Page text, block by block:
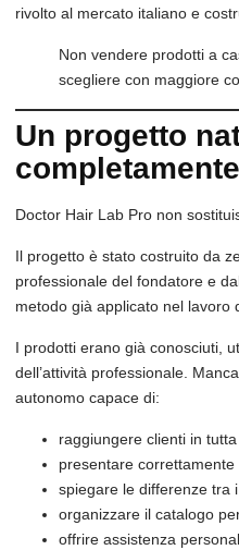
rivolto al mercato italiano e
Non vendere prodotti a
scegliere con maggiore
Un progetto
Doctor Hair Lab Pro non
Il progetto è stato costruito da
professionale del fondatore e
metodo già applicato nel lavoro
I prodotti erano già conosciuti,
dell’attività professionale.
autonomo capace di:
raggiungere clienti in
presentare correttamente
spiegare le differenze tra
organizzare il catalogo
offrire assistenza